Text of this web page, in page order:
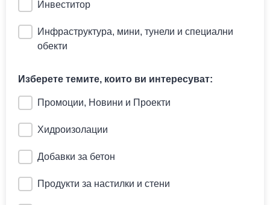
Инвеститор
Инфраструктура, мини, тунели и специални
обекти
Изберете темите, които ви интересуват:
Промоции, Новини и Проекти
Хидроизолации
Добавки за бетон
Продукти за настилки и стени